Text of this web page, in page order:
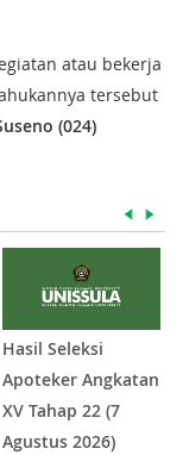
atau bekerja
tersebut
(024)
Hasil Seleksi
Apoteker Angkatan
XV Tahap 22 (7
Agustus 2026)